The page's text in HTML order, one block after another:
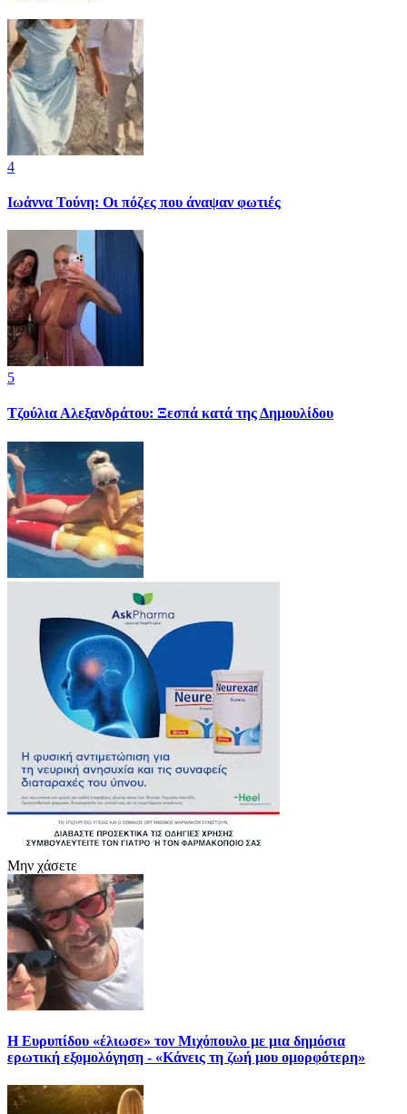
4
Ιωάννα Τούνη: Οι πόζες που άναψαν φωτιές
5
Τζούλια Αλεξανδράτου: Ξεσπά κατά της Δημουλίδου
Μην χάσετε
Η Ευρυπίδου «έλιωσε» τον Μιχόπουλο με μια δημόσια
ερωτική εξομολόγηση - «Κάνεις τη ζωή μου ομορφότερη»